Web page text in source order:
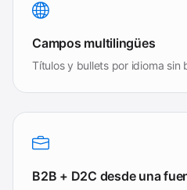
Campos multilingües
Títulos y bullets por idioma sin
B2B + D2C desde una